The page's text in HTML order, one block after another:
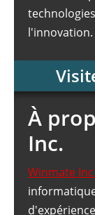
l'innovation.
À
Inc.
Winmate Inc.